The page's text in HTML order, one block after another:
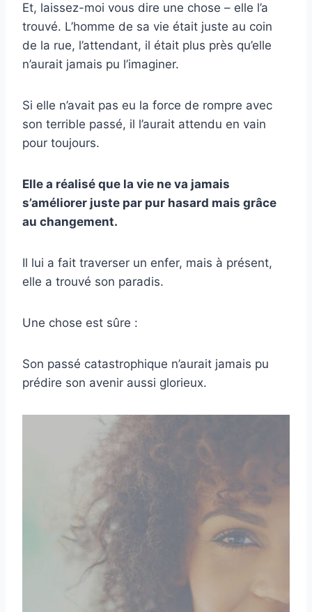
Et, laissez-moi vous dire une chose – elle l’a
trouvé. L’homme de sa vie était juste au coin
de la rue, l’attendant, il était plus près qu’elle
n’aurait jamais pu l’imaginer.
Si elle n’avait pas eu la force de rompre avec
son terrible passé, il l’aurait attendu en vain
pour toujours.
Elle a réalisé que la vie ne va jamais
s’améliorer juste par pur hasard mais grâce
au changement.
Il lui a fait traverser un enfer, mais à présent,
elle a trouvé son paradis.
Une chose est sûre :
Son passé catastrophique n’aurait jamais pu
prédire son avenir aussi glorieux.